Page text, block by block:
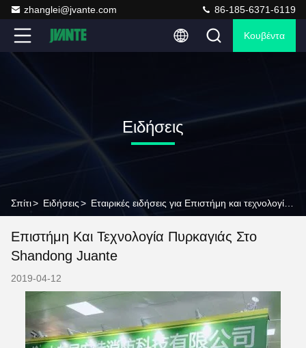
zhanglei@jvante.com 86-185-6371-6119
Κουβέντα
Ειδήσεις
Σπίτι> Ειδήσεις>
Επιστήμη Και Τεχνολογία Πυρκαγιάς Στο
Shandong Juante
2019-04-12